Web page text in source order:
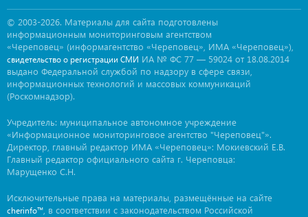
© 2003-2026. Материалы для сайта подготовлены
информационным мониторинговым агентством
«Череповец» (информагентство «Череповец», ИМА «Череповец»),
свидетельство о регистрации СМИ ИА № ФС 77 — 59024 от 18.08.2014
выдано Федеральной службой по надзору в сфере связи,
информационных технологий и массовых коммуникаций
(Роскомнадзор).
Учредитель: муниципальное автономное учреждение
«Информационное мониторинговое агентство "Череповец"».
Директор, главный редактор ИМА «Череповец»: Мокиевский Е.В.
Главный редактор официального сайта г. Череповца:
Марущенко С.Н.
Исключительные права на материалы, размещённые на сайте
cherinfo™ , в соответствии с законодательством Российской